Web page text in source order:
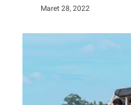
Maret 28, 2022